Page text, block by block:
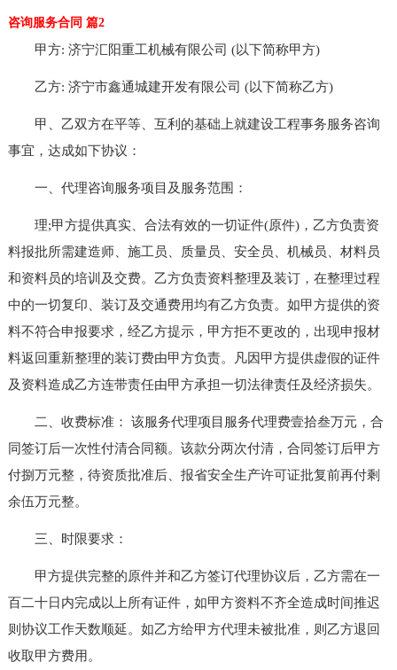
咨询服务合同 篇2
甲方: 济宁汇阳重工机械有限公司 (以下简称甲方)
乙方: 济宁市鑫通城建开发有限公司 (以下简称乙方)
甲、乙双方在平等、互利的基础上就建设工程事务服务咨询
事宜，达成如下协议：
一、代理咨询服务项目及服务范围：
理;甲方提供真实、合法有效的一切证件(原件)，乙方负责资
料报批所需建造师、施工员、质量员、安全员、机械员、材料员
和资料员的培训及交费。乙方负责资料整理及装订，在整理过程
中的一切复印、装订及交通费用均有乙方负责。如甲方提供的资
料不符合申报要求，经乙方提示，甲方拒不更改的，出现申报材
料返回重新整理的装订费由甲方负责。凡因甲方提供虚假的证件
及资料造成乙方连带责任由甲方承担一切法律责任及经济损失。
二、收费标准： 该服务代理项目服务代理费壹拾叁万元，合
同签订后一次性付清合同额。该款分两次付清，合同签订后甲方
付捌万元整，待资质批准后、报省安全生产许可证批复前再付剩
余伍万元整。
三、时限要求：
甲方提供完整的原件并和乙方签订代理协议后，乙方需在一
百二十日内完成以上所有证件，如甲方资料不齐全造成时间推迟
则协议工作天数顺延。如乙方给甲方代理未被批准，则乙方退回
收取甲方费用。